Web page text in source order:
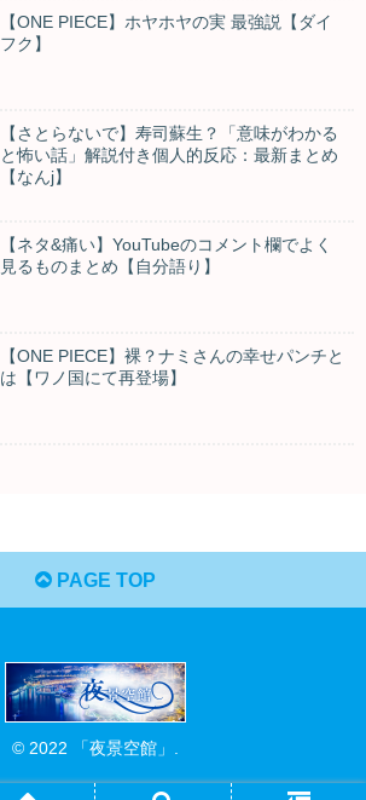
【ONE PIECE】ホヤホヤの実 最強説【ダイ
フク】
【さとらないで】寿司蘇生？「意味がわかる
と怖い話」解説付き個人的反応：最新まとめ
【なんj】
【ネタ&痛い】YouTubeのコメント欄でよく
見るものまとめ【自分語り】
【ONE PIECE】裸？ナミさんの幸せパンチと
は【ワノ国にて再登場】
PAGE TOP
© 2022 「夜景空館」.